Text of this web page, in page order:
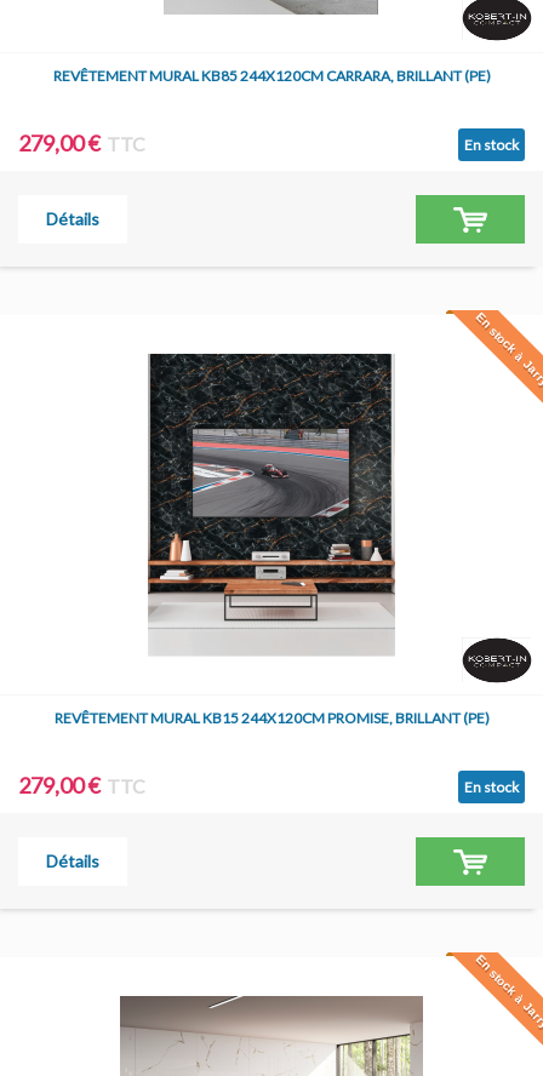
REVÊTEMENT MURAL KB85 244X120CM CARRARA, BRILLANT (PE)
279,00 € TTC En stock
Détails
En stock à
REVÊTEMENT MURAL KB15 244X120CM PROMISE, BRILLANT (PE)
279,00 € TTC En stock
Détails
En stock à